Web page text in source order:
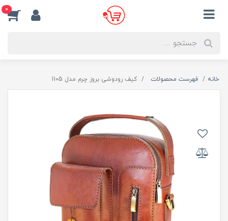
0
خانه فهرست محصولات کیف رودوشی بروز چرم مدل 1105